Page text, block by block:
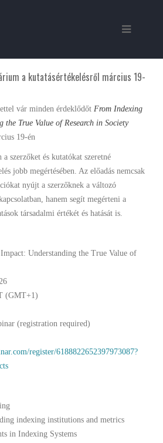
a kutatásértékelésről március 19-
vár minden érdeklődőt From Indexing
True Value of Research in Society
19-én
szerzőket és kutatókat szeretné
jobb megértésében. Az előadás nemcsak
nyújt a szerzőknek a változó
hanem segít megérteni a
társadalmi értékét és hatását is.
Understanding the True Value of
(GMT+1)
(registration required)
register/6188822652397973087?
indexing institutions and metrics
in Indexing Systems